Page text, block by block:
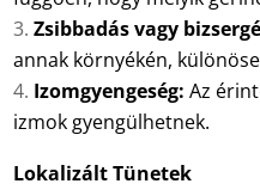
Zsibbadás vagy
annak környékén,
Izomgyengeség: Az
izmok gyengülhetnek.
Lokalizált Tünetek